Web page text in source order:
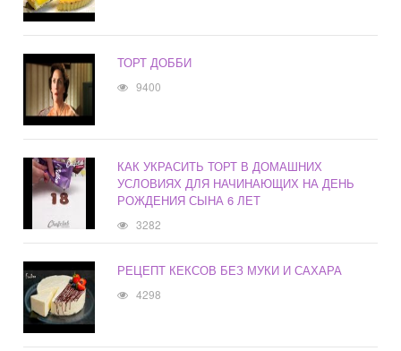
ТОРТ ДОББИ
9400
КАК УКРАСИТЬ ТОРТ В ДОМАШНИХ
УСЛОВИЯХ ДЛЯ НАЧИНАЮЩИХ НА ДЕНЬ
РОЖДЕНИЯ СЫНА 6 ЛЕТ
3282
РЕЦЕПТ КЕКСОВ БЕЗ МУКИ И САХАРА
4298